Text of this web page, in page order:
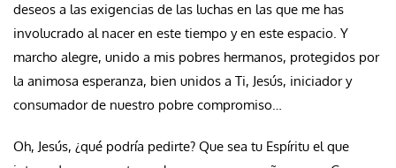
deseos a las exigencias de las luchas en las que me has
involucrado al nacer en este tiempo y en este espacio. Y
marcho alegre, unido a mis pobres hermanos, protegidos por
la animosa esperanza, bien unidos a Ti, Jesús, iniciador y
consumador de nuestro pobre compromiso…
Oh, Jesús, ¿qué podría pedirte? Que sea tu Espíritu el que